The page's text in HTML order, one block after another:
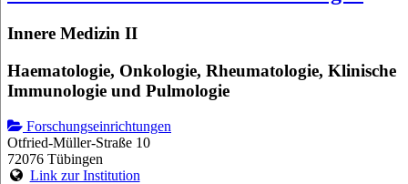
Innere Medizin II
Haematologie, Onkologie, Rheumatologie, Klinische
Immunologie und Pulmologie
Forschungseinrichtungen
Otfried-Müller-Straße 10
72076 Tübingen
Link zur Institution